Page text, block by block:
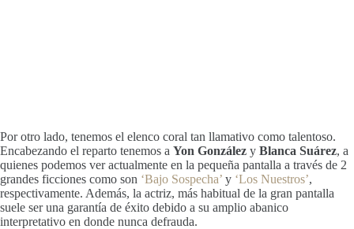
Por otro lado, tenemos el elenco coral tan llamativo como talentoso.
Encabezando el reparto tenemos a Yon González y Blanca Suárez, a
quienes podemos ver actualmente en la pequeña pantalla a través de 2
grandes ficciones como son ‘Bajo Sospecha’ y ‘Los Nuestros’,
respectivamente. Además, la actriz, más habitual de la gran pantalla
suele ser una garantía de éxito debido a su amplio abanico
interpretativo en donde nunca defrauda.